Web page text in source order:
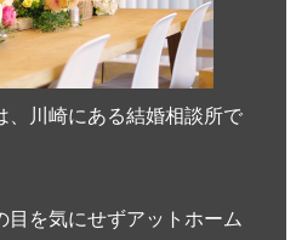
、川崎にある結婚相談所で
目を気にせずアットホーム